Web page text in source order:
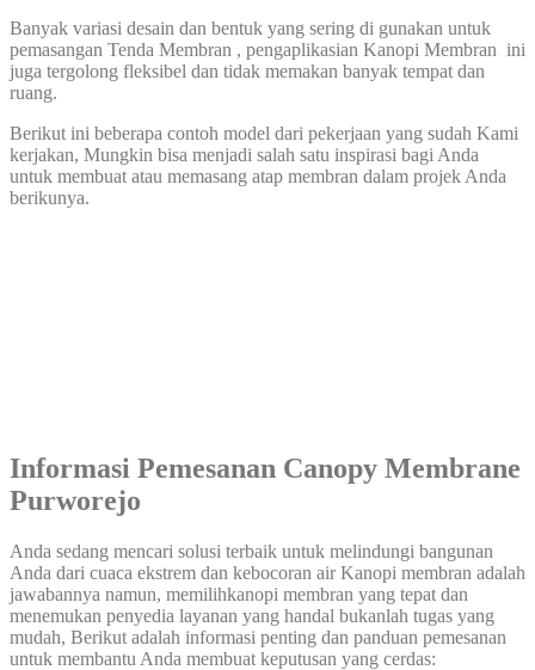
Banyak variasi desain dan bentuk yang sering di gunakan untuk
pemasangan Tenda Membran , pengaplikasian Kanopi Membran ini
juga tergolong fleksibel dan tidak memakan banyak tempat dan
ruang.
Berikut ini beberapa contoh model dari pekerjaan yang sudah Kami
kerjakan, Mungkin bisa menjadi salah satu inspirasi bagi Anda
untuk membuat atau memasang atap membran dalam projek Anda
berikunya.
Informasi Pemesanan Canopy Membrane
Purworejo
Anda sedang mencari solusi terbaik untuk melindungi bangunan
Anda dari cuaca ekstrem dan kebocoran air Kanopi membran adalah
jawabannya namun, memilihkanopi membran yang tepat dan
menemukan penyedia layanan yang handal bukanlah tugas yang
mudah, Berikut adalah informasi penting dan panduan pemesanan
untuk membantu Anda membuat keputusan yang cerdas: